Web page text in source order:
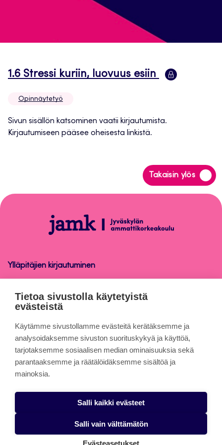
1.6 Stressi kuriin, luovuus esiin
Avautuu
Opinnäytetyö
Sivun sisällön katsominen vaatii kirjautumista.
Kirjautumiseen pääsee oheisesta linkistä.
Takaisin ylös
Siirry
takaisin
Opinnäytetyö
Ylläpitäjien kirjautuminen
Opinnäytetyö
Tietoa sivuista
Evästeet
Saavutettavuusseloste
Tietosuojaseloste
Alasottoilmoitus
Tietoa sivustolla käytetyistä
evästeistä
Käytämme sivustollamme evästeitä kerätäksemme ja
analysoidaksemme sivuston suorituskykyä ja käyttöä,
tarjotaksemme sosiaalisen median ominaisuuksia sekä
parantaaksemme ja räätälöidäksemme sisältöä ja
mainoksia.
Salli kaikki evästeet
Salli vain välttämätön
Evästeasetukset